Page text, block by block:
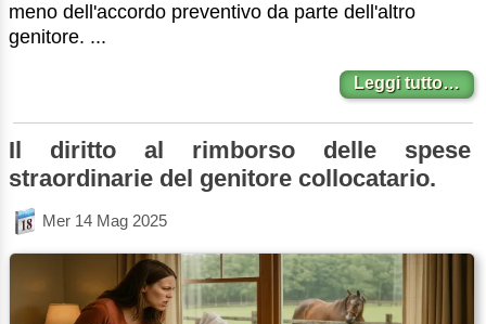
meno dell'accordo preventivo da parte dell'altro
genitore. ...
Leggi tutto…
Il diritto al rimborso delle spese
straordinarie del genitore collocatario.
Mer 14 Mag 2025